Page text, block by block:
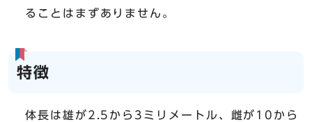
ることはまずありません。
特徴
体長は雄が2.5から3ミリメートル、雌が10から